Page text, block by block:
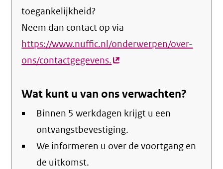
toegankelijkheid?
Neem dan contact op via
https://www.nuffic.nl/onderwerpen/over-
ons/contactgegevens.(externe
Wat kunt u van ons verwachten?
Binnen 5 werkdagen krijgt u een
ontvangstbevestiging.
We informeren u over de voortgang en
de uitkomst.